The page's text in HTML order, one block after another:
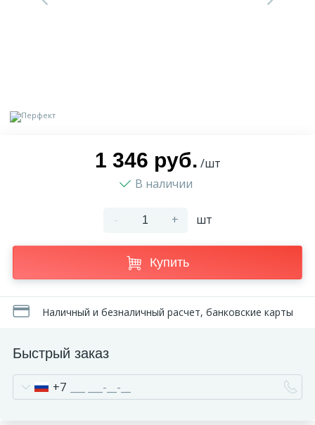
1 346 руб. /шт
В наличии
- + шт
Купить
Наличный и безналичный расчет, банковские карты
Быстрый заказ
+7
Блог
Документы
Сотрудничество
Полуколонна
Составные части